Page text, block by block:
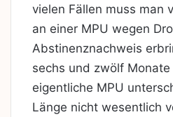
vielen Fällen muss man
an einer MPU wegen
Abstinenznachweis
sechs und zwölf
eigentliche MPU
Länge nicht wesentlich